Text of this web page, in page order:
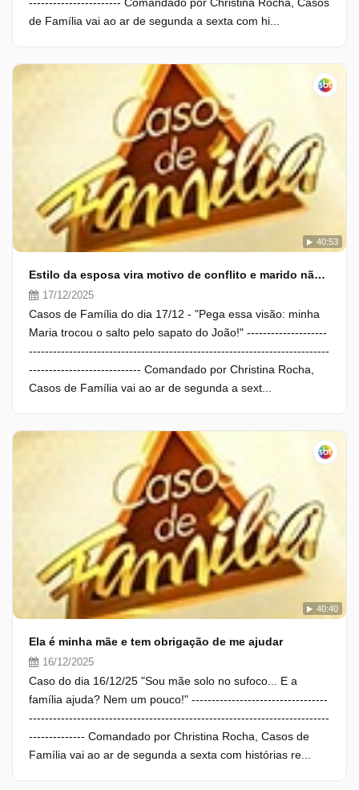
de Família vai ao ar de segunda a sexta com hi...
40:53
Estilo da esposa vira motivo de conflito e marido não aceita
17/12/2025
Casos de Família do dia 17/12 - "Pega essa visão: minha
Maria trocou o salto pelo sapato do João!" --------------------
---------------------------------------------------------------------------
---------------------------- Comandado por Christina Rocha,
Casos de Família vai ao ar de segunda a sext...
40:40
Ela é minha mãe e tem obrigação de me ajudar
16/12/2025
Caso do dia 16/12/25 "Sou mãe solo no sufoco... E a
família ajuda? Nem um pouco!" ----------------------------------
---------------------------------------------------------------------------
-------------- Comandado por Christina Rocha, Casos de
Família vai ao ar de segunda a sexta com histórias re...